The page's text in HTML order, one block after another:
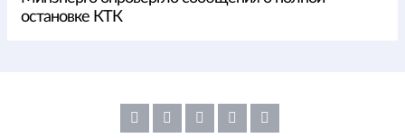
остановке КТК